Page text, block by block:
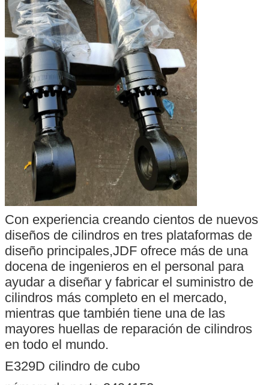
Con experiencia creando cientos de nuevos
diseños de cilindros en tres plataformas de
diseño principales,JDF ofrece más de una
docena de ingenieros en el personal para
ayudar a diseñar y fabricar el suministro de
cilindros más completo en el mercado,
mientras que también tiene una de las
mayores huellas de reparación de cilindros
en todo el mundo.
E329D cilindro de cubo